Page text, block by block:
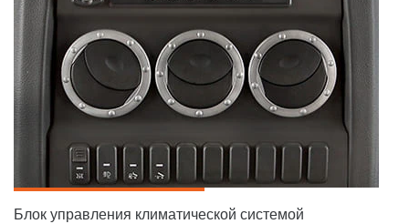
Блок управления климатической системой